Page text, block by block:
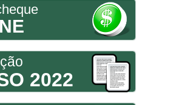
2022